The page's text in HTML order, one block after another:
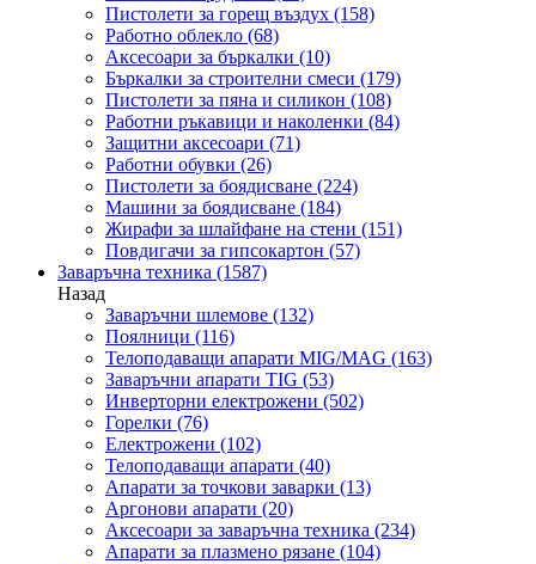
Пистолети за горещ въздух (158)
Работно облекло (68)
Аксесоари за бъркалки (10)
Бъркалки за строителни смеси (179)
Пистолети за пяна и силикон (108)
Работни ръкавици и наколенки (84)
Защитни аксесоари (71)
Работни обувки (26)
Пистолети за боядисване (224)
Машини за боядисване (184)
Жирафи за шлайфане на стени (151)
Повдигачи за гипсокартон (57)
Заваръчна техника (1587)
Назад
Заваръчни шлемове (132)
Поялници (116)
Телоподаващи апарати MIG/MAG (163)
Заваръчни апарати TIG (53)
Инверторни електрожени (502)
Горелки (76)
Електрожени (102)
Телоподаващи апарати (40)
Апарати за точкови заварки (13)
Аргонови апарати (20)
Аксесоари за заваръчна техника (234)
Апарати за плазмено рязане (104)